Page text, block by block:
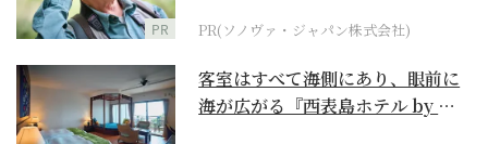
PR PR(ソノヴァ・ジャパン株式会社)
客室はすべて海側にあり、眼前に
海が広がる『西表島ホテル by 星